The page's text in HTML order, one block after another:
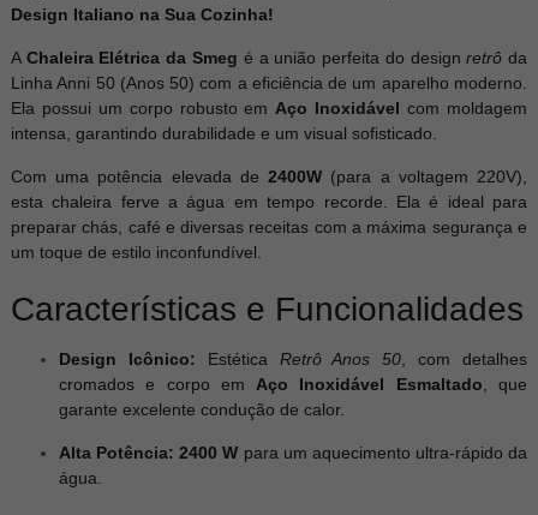
Design Italiano na Sua Cozinha!
A Chaleira Elétrica da Smeg é a união perfeita do designretrô da
Linha Anni 50 (Anos 50) com a eficiência de um aparelho moderno.
Ela possui um corpo robusto em Aço Inoxidável com moldagem
intensa, garantindo durabilidade e um visual sofisticado.
Com uma potência elevada de2400W (para a voltagem 220V),
esta chaleira ferve a água em tempo recorde. Ela é ideal para
preparar chás, café e diversas receitas com a máxima segurança e
um toque de estilo inconfundível.
Características e Funcionalidades
Design Icônico: Estética Retrô Anos 50 , com detalhes
cromados e corpo em Aço Inoxidável Esmaltado , que
garante excelente condução de calor.
Alta Potência: 2400 W para um aquecimento ultra-rápido da
gua.